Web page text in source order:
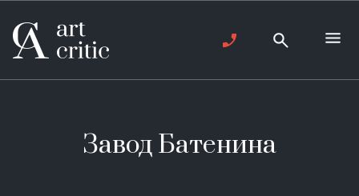
Завод Батенина